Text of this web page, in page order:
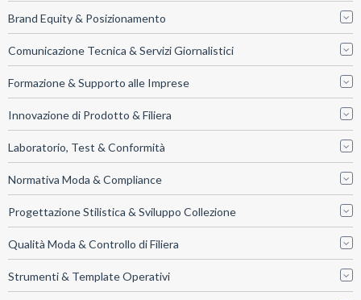
Brand Equity & Posizionamento
Comunicazione Tecnica & Servizi Giornalistici
Formazione & Supporto alle Imprese
Innovazione di Prodotto & Filiera
Laboratorio, Test & Conformità
Normativa Moda & Compliance
Progettazione Stilistica & Sviluppo Collezione
Qualità Moda & Controllo di Filiera
Strumenti & Template Operativi